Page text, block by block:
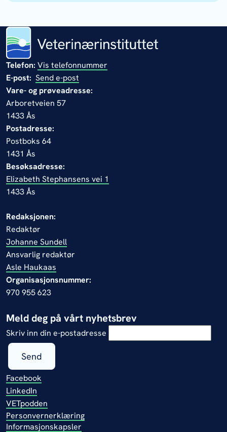
Telefon: Vis telefonnummer
E-post: Send e-post
Vare- og prøveadresse:
Arboretveien 57
1433 Ås
Postadresse:
Postboks 64
1431 Ås
Besøksadresse:
Elizabeth Stephansens vei 1
1433 Ås
Redaksjonen:
Redaktør
Johanne Sundell
Ansvarlig redaktør
Asle Haukaas
Organisasjonsnummer:
970 955 623
Meld deg på vårt nyhetsbrev
Skriv inn din e-postadresse
Send
Facebook
LinkedIn
VETpodden
Personvernerklæring
Informasjonskapsler